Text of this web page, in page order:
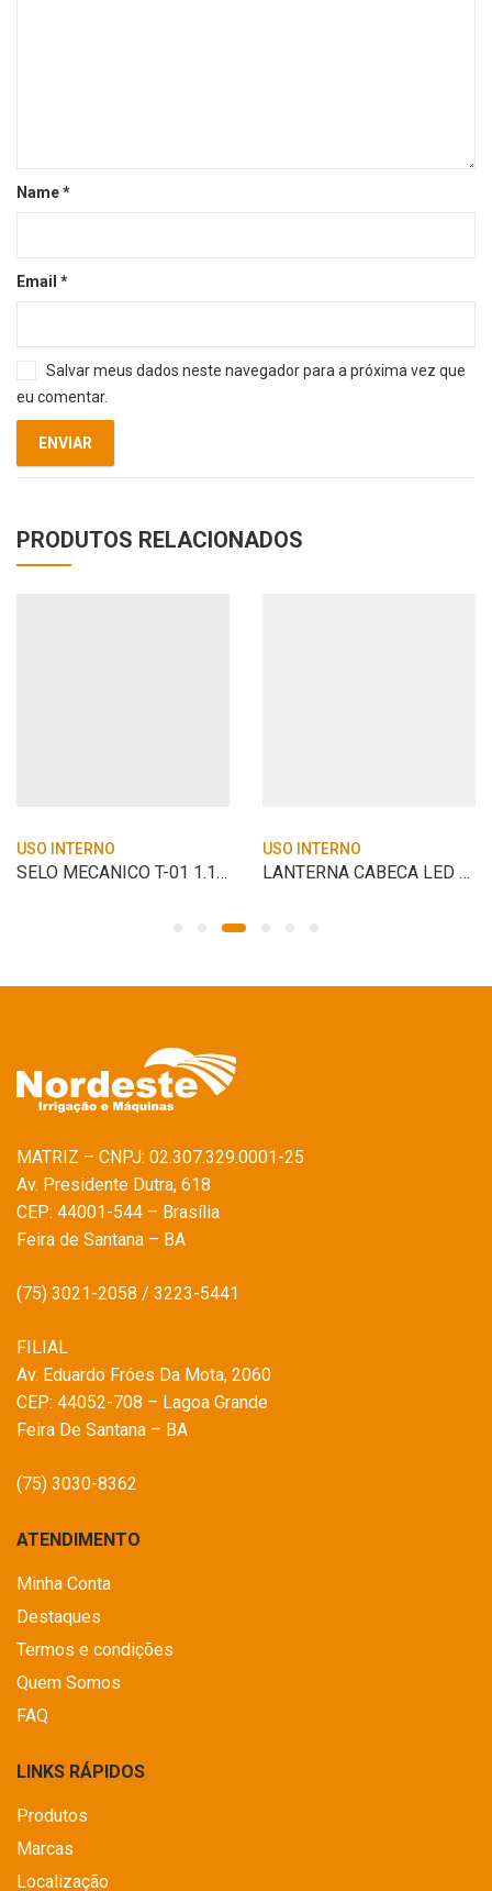
Name*
Email *
Salvar meus dados neste navegador para a próxima vez que
eu comentar.
PRODUTOS RELACIONADOS
USO INTERNO
SELO MECANICO T-01 1.1/8″ INOX BUNA
USO INTERNO
LANTERNA CABECA LED COB PR – WORKER
MATRIZ – CNPJ: 02.307.329.0001-25
Av. Presidente Dutra, 618
CEP: 44001-544 – Brasília
Feira de Santana – BA
(75) 3021-2058 / 3223-5441
FILIAL
Av. Eduardo Fróes Da Mota, 2060
CEP: 44052-708 – Lagoa Grande
Feira De Santana – BA
(75) 3030-8362
ATENDIMENTO
Minha Conta
Destaques
Termos e condições
Quem Somos
FAQ
LINKS RÁPIDOS
Produtos
Marcas
Localização